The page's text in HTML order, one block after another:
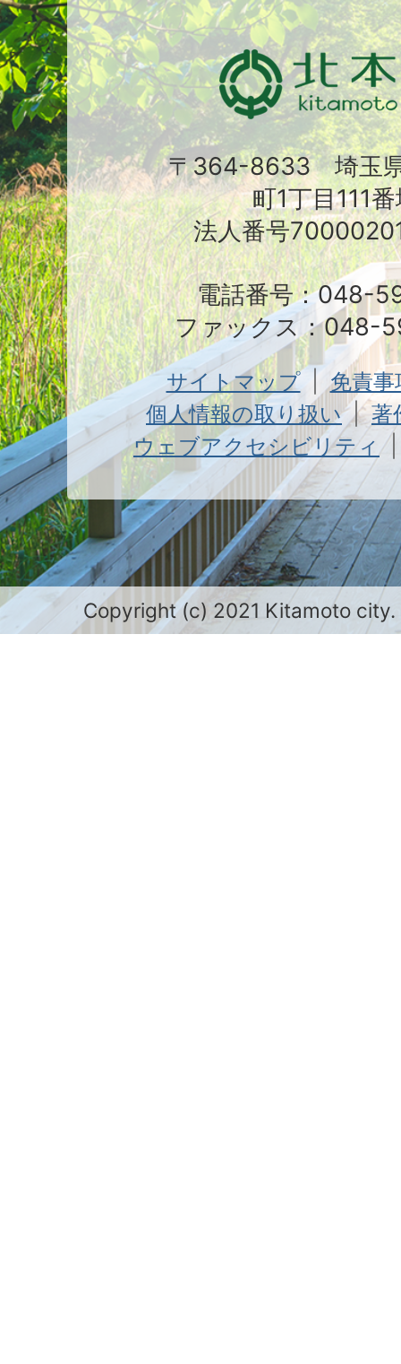
〒364-8633 埼玉
町1丁目111
法人番号
電話番号：048-
ファックス：048-
サイトマップ
免責
個人情報の取り扱い
著
ウェブアクセシビリティ
Copyright (c) 2021 Kitamoto city.